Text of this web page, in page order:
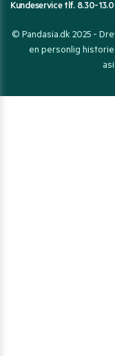
Kundeservice tlf. 8.30-
© Pandasia.dk 2025 -
en personlig